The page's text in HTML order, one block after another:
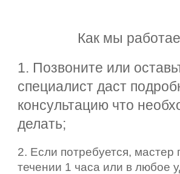
Как мы
1. Позвоните или
специалист даст
консультацию что
делать;
2. Если потребуется, мастер
течении 1 часа или в любое